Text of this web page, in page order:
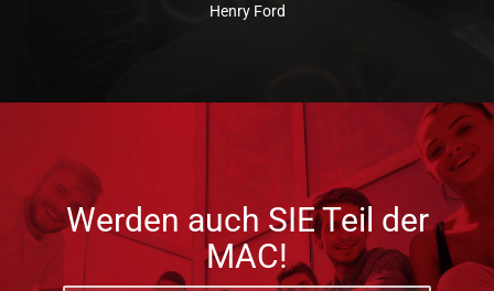
Henry Ford
Werden auch SIE Teil der
MAC!